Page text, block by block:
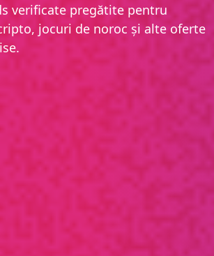
verificate pregătite pentru
jocuri de noroc și alte oferte